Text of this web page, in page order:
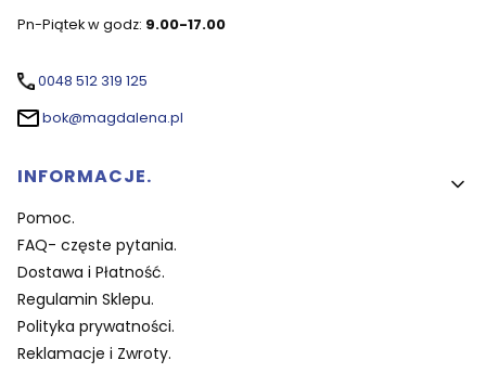
Pn-Piątek w godz: 9.00-17.00
0048 512 319 125
bok@magdalena.pl
Linki w stopce
INFORMACJE.
Pomoc.
FAQ- częste pytania.
Dostawa i Płatność.
Regulamin Sklepu.
Polityka prywatności.
Reklamacje i Zwroty.